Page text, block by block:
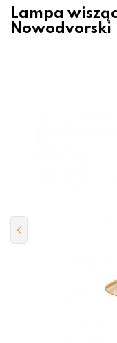
Lampa
Nowodvorski